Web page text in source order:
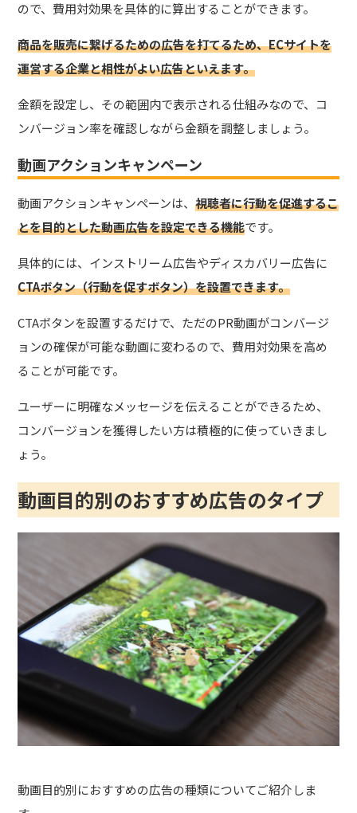
ので、費用対効果を具体的に算出することができます。
商品を販売に繋げるための広告を打てるため、ECサイトを
運営する企業と相性がよい広告といえます。
金額を設定し、その範囲内で表示される仕組みなので、コ
ンバージョン率を確認しながら金額を調整しましょう。
動画アクションキャンペーン
動画アクションキャンペーンは、視聴者に行動を促進するこ
とを目的とした動画広告を設定できる機能です。
具体的には、インストリーム広告やディスカバリー広告に
CTAボタン（行動を促すボタン）を設置できます。
CTAボタンを設置するだけで、ただのPR動画がコンバージ
ョンの確保が可能な動画に変わるので、費用対効果を高め
ることが可能です。
ユーザーに明確なメッセージを伝えることができるため、
コンバージョンを獲得したい方は積極的に使っていきまし
ょう。
動画目的別のおすすめ広告のタイプ
動画目的別におすすめの広告の種類についてご紹介しま